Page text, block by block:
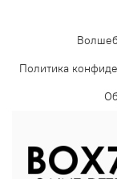
Политика